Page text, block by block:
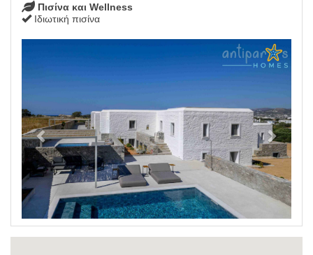
Πισίνα και Wellness
Ιδιωτική πισίνα
Next